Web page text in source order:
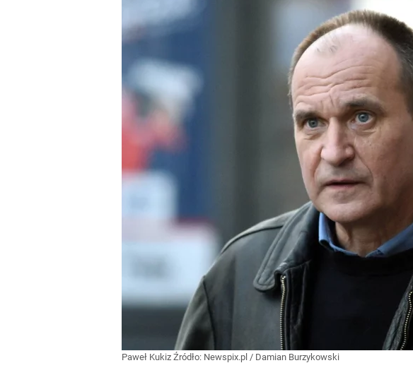
Paweł Kukiz Źródło: Newspix.pl / Damian Burzykowski